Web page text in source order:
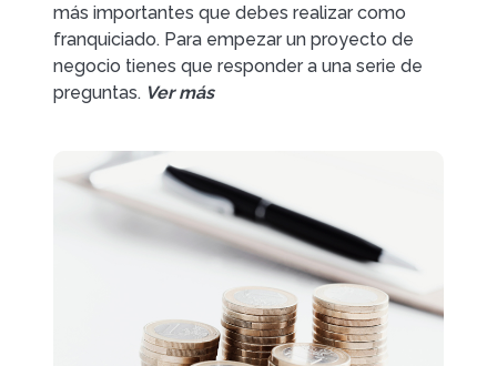
más importantes que debes realizar como
franquiciado. Para empezar un proyecto de
negocio tienes que responder a una serie de
preguntas. Ver más